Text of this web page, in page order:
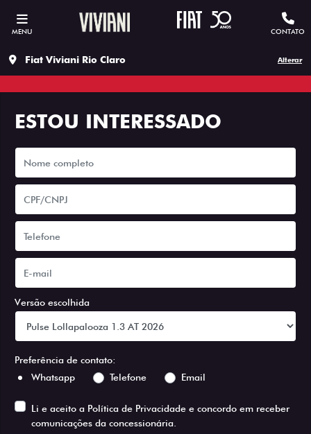
MENU CONTATO
Fiat Viviani Rio Claro Alterar
ESTOU INTERESSADO
Versão escolhida
Preferência de contato:
Whatsapp
Telefone Email
Li e aceito a Política de Privacidade e concordo em receber
comunicações da concessionária.